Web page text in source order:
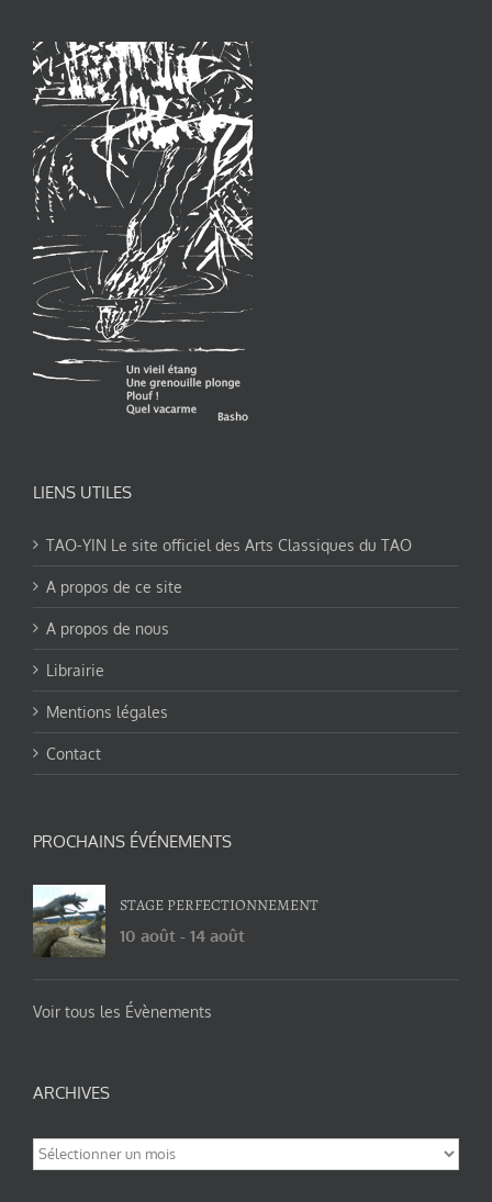
LIENS UTILES
TAO-YIN Le site officiel des Arts Classiques du TAO
A propos de ce site
A propos de nous
Librairie
Mentions légales
Contact
PROCHAINS ÉVÉNEMENTS
STAGE PERFECTIONNEMENT
10 août - 14 août
Voir tous les Évènements
ARCHIVES
Archives